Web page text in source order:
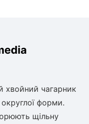
хвойний чагарник
форми.
щільну